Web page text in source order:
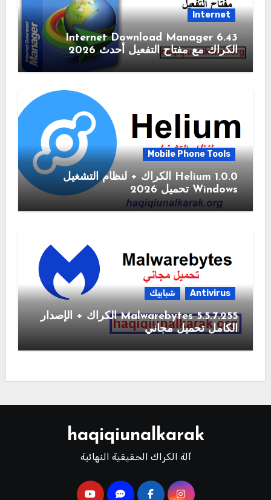
Internet
6.43 Internet Download Manager
الكراك مع مفتاح التفعيل أحدث 2026
Mobile Phone Tools
1.0.0 Helium الكراك + لنظام التشغيل
Windows تحميل 2026
Antivirus شبابيك
Malwarebytes 5.5.7.255 الكراك + الإصدار
الكامل تحميل مجاني
haqiqiunalkarak
آلة الكراك الحقيقية النهائية